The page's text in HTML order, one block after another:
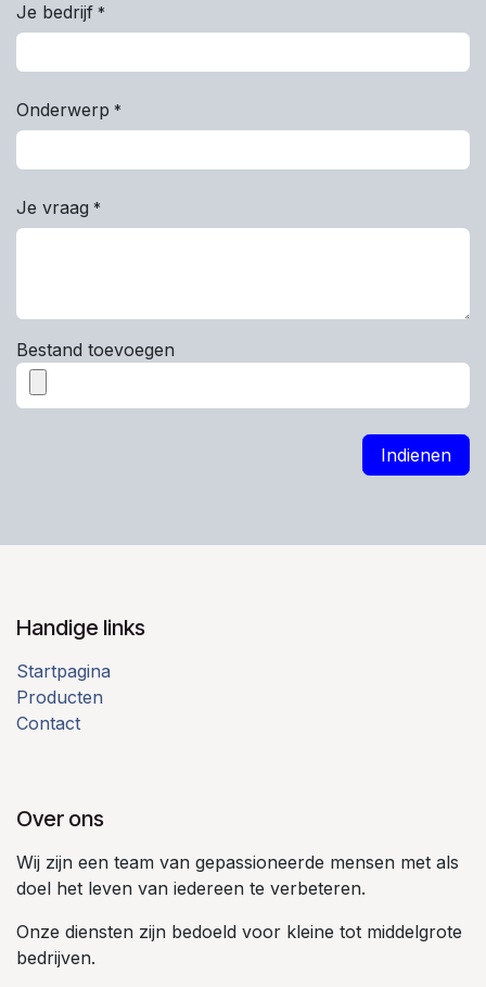
Je bedrijf *
Onderwerp *
Je vraag *
Bestand toevoegen
Indienen
Handige links
Startpagina
Producten
Contact
Over ons
Wij zijn een team van gepassioneerde mensen met als
doel het leven van iedereen te verbeteren.
Onze diensten zijn bedoeld voor kleine tot middelgrote
bedrijven.